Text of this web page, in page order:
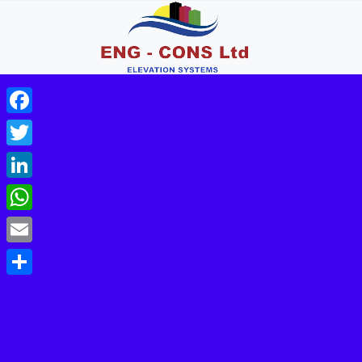
Facebook
Twitter
LinkedIn
WhatsApp
Email